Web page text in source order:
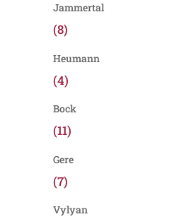
Jammertal
(8)
Heumann
(4)
Bock
(11)
Gere
(7)
Vylyan